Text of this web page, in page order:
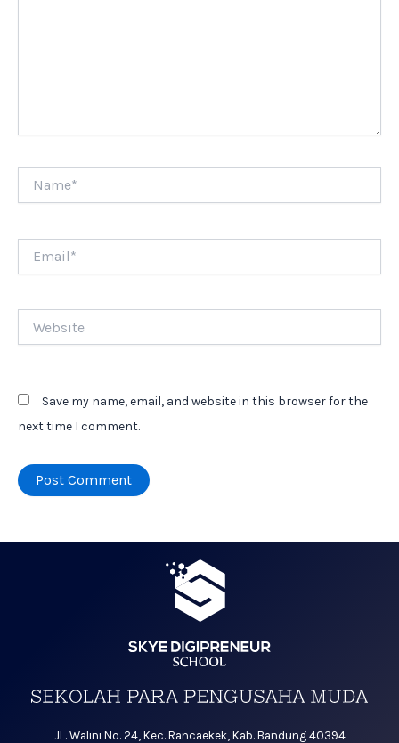
Save my name, email, and website in this browser for the
next time I comment.
JL. Walini No. 24, Kec. Rancaekek, Kab. Bandung 40394